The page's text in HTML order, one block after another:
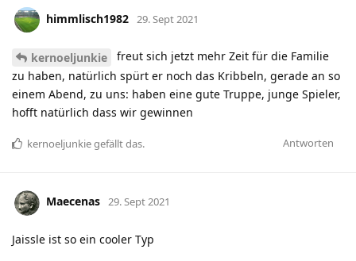
himmlisch1982 29. Sept 2021
kernoeljunkie
freut sich jetzt mehr Zeit für die Familie
zu haben, natürlich spürt er noch das Kribbeln, gerade an so
einem Abend, zu uns: haben eine gute Truppe, junge Spieler,
hofft natürlich dass wir gewinnen
Antworten
kernoeljunkiegefällt das.
Maecenas 29. Sept 2021
Jaissle ist so ein cooler Typ